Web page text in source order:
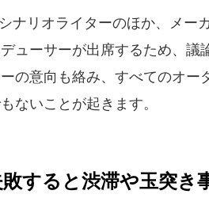
ナリオライターのほか、メー
ューサーが出席するため、議
の意向も絡み、すべてのオー
ないことが起きます。
すると渋滞や玉突き